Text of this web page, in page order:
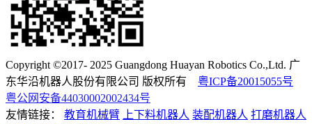
Copyright ©2017- 2025 Guangdong Huayan Robotics Co.,Ltd. 广
东华沿机器人股份有限公司 版权所有 粤ICP备20015055号
粤公网安备44030002002434号
友情链接：
教育机械臂 上下料机器人 装配机器人 打磨机器人